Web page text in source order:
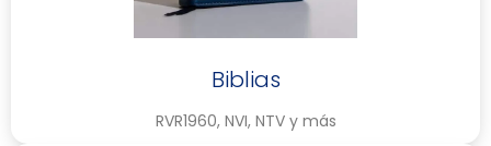
Biblias
RVR1960, NVI, NTV y más